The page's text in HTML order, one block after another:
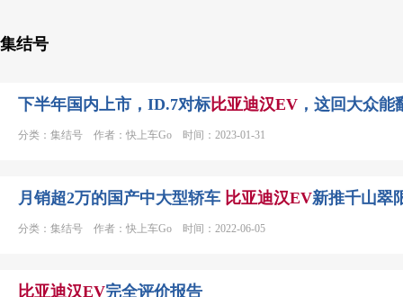
集结号
下半年国内上市，ID.7对标比亚迪汉EV ，这回大众能
分类：集结号 作者：快上车Go 时间：2023-01-31
月销超2万的国产中大型轿车 比亚迪汉EV新推千山翠
分类：集结号 作者：快上车Go 时间：2022-06-05
比亚迪汉EV完全评价报告